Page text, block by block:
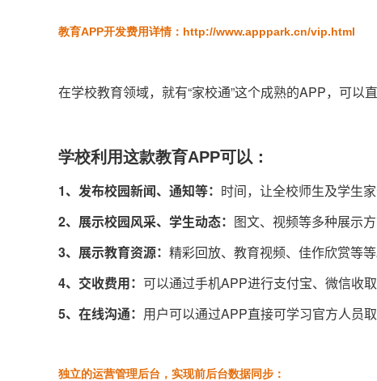
教育APP开发费用详情： http://www.apppark.cn/vip.html
在学校教育领域，就有“家校通”这个成熟的APP，可以
学校利用这款教育APP可以：
1、发布校园新闻、通知等： 时间，让全校师生及学生
2、展示校园风采、学生动态： 图文、视频等多种展示
3、展示教育资源： 精彩回放、教育视频、佳作欣赏等等
4、交收费用： 可以通过手机APP进行支付宝、微信收取
5、在线沟通： 用户可以通过APP直接可学习官方人员取
独立的运营管理后台，实现前后台数据同步：